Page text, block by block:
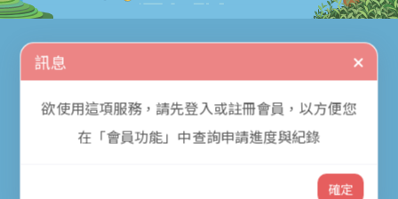
:::
著作權聲明
政府網站資料開放宣告
訊息
欲使用這項服務，請先登入或註冊會員，以方便您
在「會員功能」中查詢申請進度與紀錄
確定